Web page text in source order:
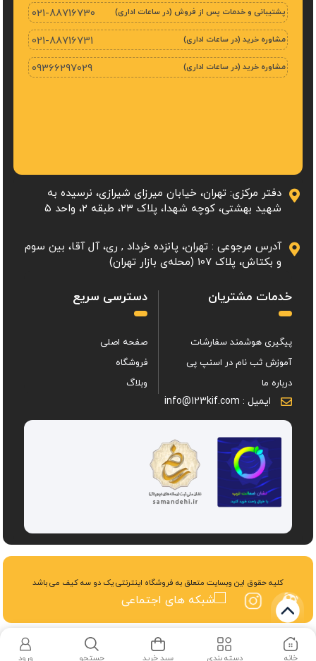
پشتیبانی و خدمات پس از فروش (در ساعات اداری) 021-88716730
مشاوره خرید (در ساعات اداری) 021-88716731
مشاوره خرید (در ساعات اداری) 09366297029
دفتر مرکزی: تهران، خیابان میرزای شیرازی، نرسیده به
شهید بهشتی، کوچه شهدا، پلاک ۲۳، طبقه 2، واحد ۵
آدرس مرجوعی : تهران، پانزده خرداد , ری، آل آقا، بین سوم
و بکتاش، پلاک 107 (محله‌ی بازار تهران)
خدمات مشتریان
پیگیری هوشمند سفارشات
آموزش ثب نام در اسنپ پی
درباره ما
دسترسی سریع
صفحه اصلی
فروشگاه
وبلاگ
ایمیل : info@123kif.com
کلیه حقوق این وبسایت متعلق به فروشگاه اینترنتی یک دو سه کیف می باشد
خانه دسته بندی سبد خرید جستجو ورود